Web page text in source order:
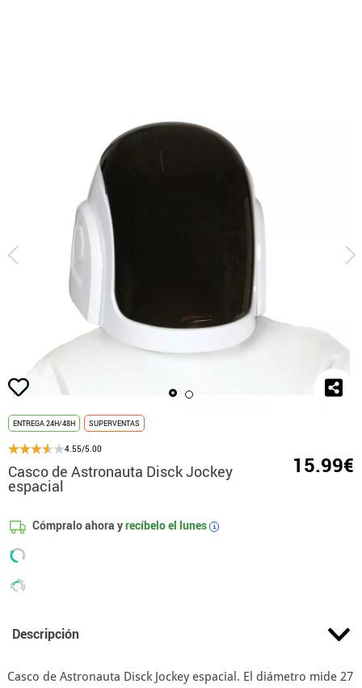
ENTREGA 24H/48H SUPERVENTAS
4.55/5.00
Casco de Astronauta Disck Jockey
espacial
15.99€
Cómpralo ahora yrecíbelo el lunes i
Descripción
Casco de Astronauta Disck Jockey espacial. El diámetro mide 27